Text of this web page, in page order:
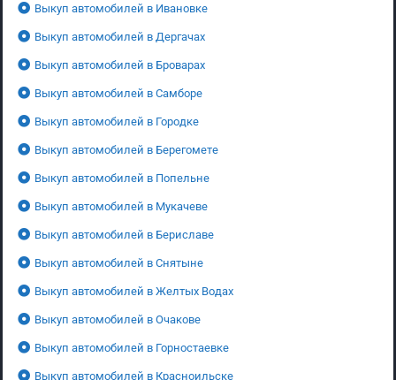
Выкуп автомобилей в Ивановке
Выкуп автомобилей в Дергачах
Выкуп автомобилей в Броварах
Выкуп автомобилей в Самборе
Выкуп автомобилей в Городке
Выкуп автомобилей в Берегомете
Выкуп автомобилей в Попельне
Выкуп автомобилей в Мукачеве
Выкуп автомобилей в Бериславе
Выкуп автомобилей в Снятыне
Выкуп автомобилей в Желтых Водах
Выкуп автомобилей в Очакове
Выкуп автомобилей в Горностаевке
Выкуп автомобилей в Красноильске